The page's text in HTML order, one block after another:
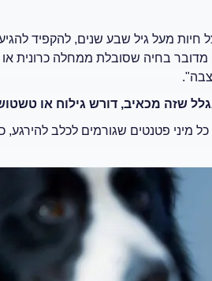
מעל גיל שבע שנים, להקפיד
בחיה שסובלת ממחלה כרונית
שזה מכאיב, דורש גילוח או
פטנטים שגורמים לכלב להירגע,